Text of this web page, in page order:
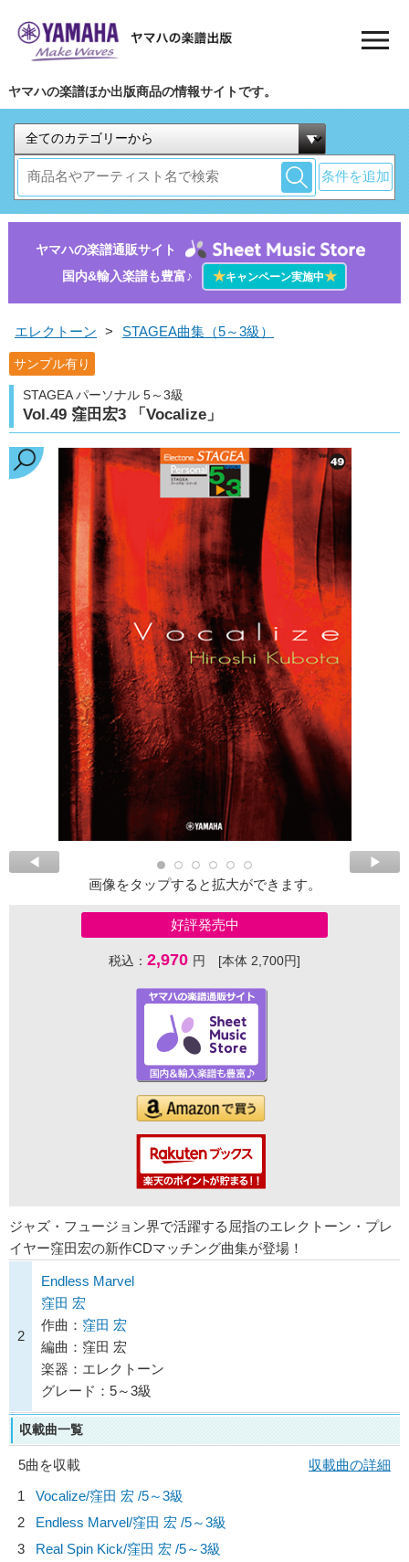
ヤマハの楽譜ほか出版商品の情報サイトです。
条件を追加
ヤマハの楽譜通販サイト
国内&輸入楽譜も豊富♪
★キャンペーン実施中★
エレクトーン > STAGEA曲集（5～3級）
サンプル有り
STAGEA パーソナル 5～3級
Vol.49 窪田宏3 「Vocalize」
画像をタップすると拡大ができます。
好評発売中
税込： 2,970 円 [本体 2,700円]
ジャズ・フュージョン界で活躍する屈指のエレクトーン・プレ
イヤー窪田宏の新作CDマッチング曲集が登場！
2
Endless Marvel
窪田 宏
作曲： 窪田 宏
編曲：窪田 宏
楽器：エレクトーン
グレード：5～3級
収載曲一覧
5曲を収載
収載曲の詳細
1
Vocalize/窪田 宏 /5～3級
2
Endless Marvel/窪田 宏 /5～3級
3
Real Spin Kick/窪田 宏 /5～3級